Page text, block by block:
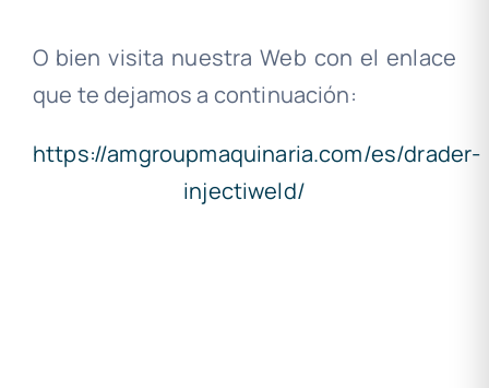
O bien visita nuestra Web con el enlace
que te dejamos a continuación:
https://amgroupmaquinaria.com/es/drader-
injectiweld/